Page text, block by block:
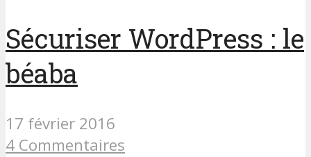
Sécuriser WordPress : le
béaba
17 février 2016
4 Commentaires